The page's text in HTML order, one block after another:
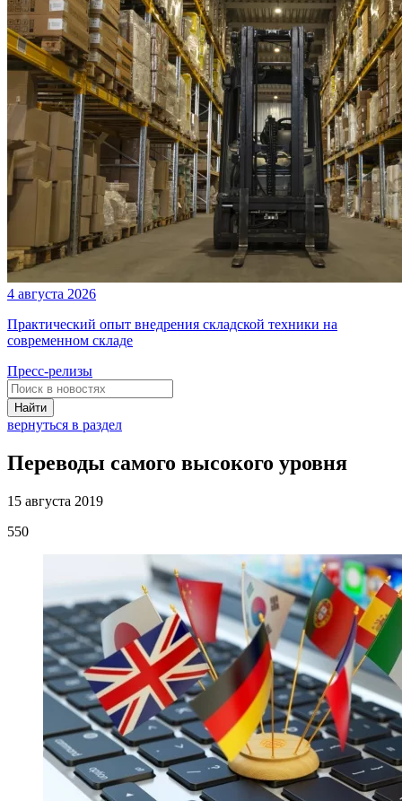
4 августа 2026
Практический опыт внедрения складской техники на
современном складе
Пресс-релизы
Найти
вернуться в раздел
Переводы самого высокого уровня
15 августа 2019
550